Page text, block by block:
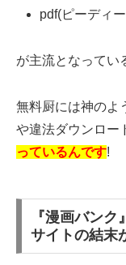
pdf(ピーディ
が主流となってい
無料厨には神のよ
や違法ダウンロー
っているんです!
『漫画バン
サイトの結末